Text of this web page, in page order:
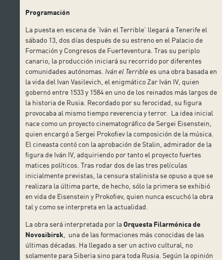
Programación
La puesta en escena de ‘Iván el Terrible’ llegará a Tenerife el
sábado 13, dos días después de su estreno en el Palacio de
Formación y Congresos de Fuerteventura. Tras su periplo
canario, la producción iniciará su recorrido por diferentes
comunidades autónomas. Iván el Terriblees una obra basada en
la vida del Ivan Vasilevich, el enigmático Zar Iván IV, quien
gobernó entre 1533 y 1584 en uno de los reinados más largos de
la historia de Rusia. Recordado por su ferocidad, su figura
provocaba al mismo tiempo reverencia y terror. La idea inicial
nace como un proyecto cinematográfico de Sergei Eisenstein,
quien encargó a Sergei Prokofiev la composición de la música.
El cineasta contó con la aprobación de Stalin, admirador de la
figura de Iván IV, adquiriendo por tanto el proyecto fuertes
matices políticos. Tras rodar dos de las tres películas
inicialmente previstas, la censura stalinista se opuso a que se
realizara la última parte, de hecho, sólo la primera se exhibió
en vida de Eisenstein y Prokofiev, quien nunca escuchó la obra
tal y como se interpreta en la actualidad.
La obra será interpretada por laOrquesta Filarmónica de
Novosibirsk, una de las formaciones más conocidas de las
últimas décadas. Ha llegado a ser un activo cultural, no
solamente para Siberia sino para toda Rusia. Según la opinión